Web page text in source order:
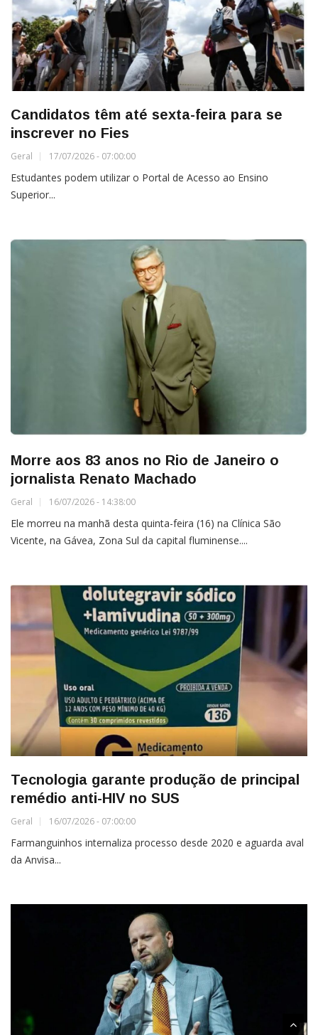
Candidatos têm até sexta-feira para se
inscrever no Fies
Geral 17/07/2026 - 07:00:00
Estudantes podem utilizar o Portal de Acesso ao Ensino
Superior...
Morre aos 83 anos no Rio de Janeiro o
jornalista Renato Machado
Geral 16/07/2026 - 14:38:00
Ele morreu na manhã desta quinta-feira (16) na Clínica São
Vicente, na Gávea, Zona Sul da capital fluminense....
Tecnologia garante produção de principal
remédio anti-HIV no SUS
Geral 16/07/2026 - 07:00:00
Farmanguinhos internaliza processo desde 2020 e aguarda aval
da Anvisa...